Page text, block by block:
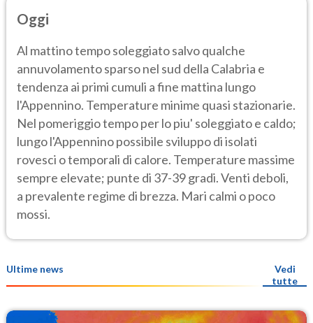
Oggi
Al mattino tempo soleggiato salvo qualche
annuvolamento sparso nel sud della Calabria e
tendenza ai primi cumuli a fine mattina lungo
l'Appennino. Temperature minime quasi stazionarie.
Nel pomeriggio tempo per lo piu' soleggiato e caldo;
lungo l'Appennino possibile sviluppo di isolati
rovesci o temporali di calore. Temperature massime
sempre elevate; punte di 37-39 gradi. Venti deboli,
a prevalente regime di brezza. Mari calmi o poco
mossi.
Ultime news
Vedi
tutte